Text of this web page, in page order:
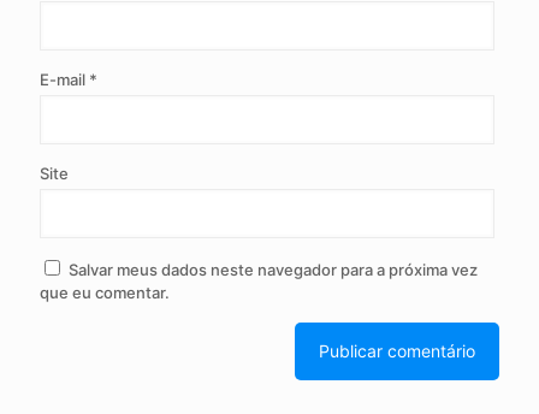
E-mail *
Site
Salvar meus dados neste navegador para a próxima vez
que eu comentar.